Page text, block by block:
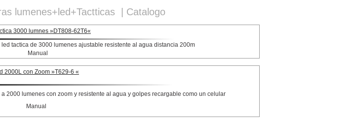
lumenes+led+Tactticas | Catalogo
3000 lumnes »DT808-62T6«
tactica de 3000 lumenes ajustable resistente al agua distancia 200m
Manual
2000L con Zoom »T629-6 «
2000 lumenes con zoom y resistente al agua y golpes recargable como un celular
Manual